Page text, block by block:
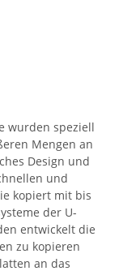
wurden speziell
Mengen an
Design und
und
kopiert mit bis
der U-
entwickelt die
zu kopieren
an das